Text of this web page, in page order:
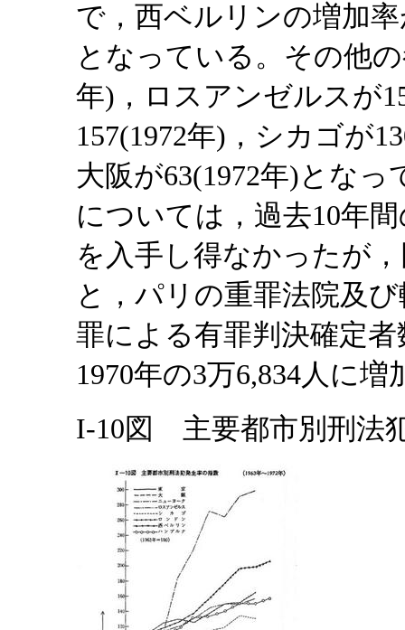
で，西ベルリンの増加
となっている。その他
年)，ロスアンゼルスが
157(1972年)，シカゴが
大阪が63(1972年)とな
については，過去10年
を入手し得なかったが
と，パリの重罪法院及
罪による有罪判決確定者
1970年の3万6,834人に
I-10図 主要都市別刑法